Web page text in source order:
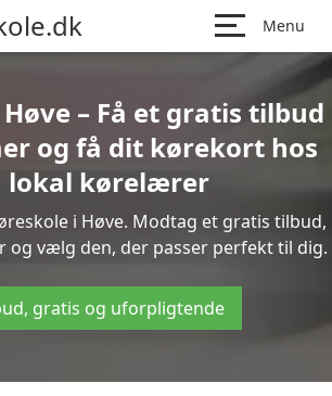
Menu
– Få et gratis tilbud
og få dit kørekort hos
lokal kørelærer
i Høve. Modtag et gratis tilbud,
og vælg den, der passer perfekt til dig.
gratis og uforpligtende